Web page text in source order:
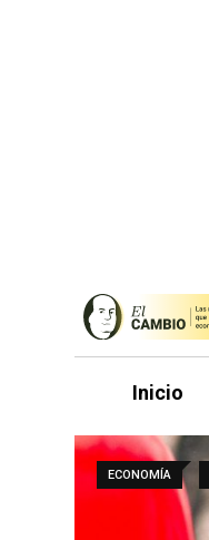
contenido
Inicio
ECONOMÍA